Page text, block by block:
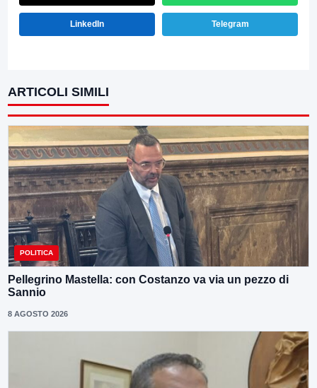
LinkedIn Telegram
ARTICOLI SIMILI
POLITICA
Pellegrino Mastella: con Costanzo va via un pezzo di
Sannio
8 AGOSTO 2026